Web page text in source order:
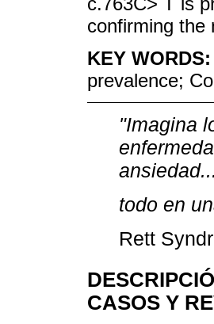
confirming the
KEY WORDS:
prevalence;
"Imagina
ansiedad...
todo en
Rett
CASOS Y